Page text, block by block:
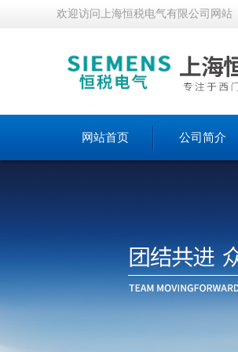
欢迎访问上海恒税电气有限公司网站
网站首页 公司简介